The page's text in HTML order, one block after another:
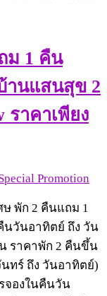
ม 1 คืน
านแสนสุข 2
ราคาเพียง
Promotion
ษ พัก 2 คืนแถม 1
นวันอาทิตย์ ถึง วัน
ราคาพัก 2 คืนขึ้น
ทร์ ถึง วันอาทิตย์)
จองในคืนวัน